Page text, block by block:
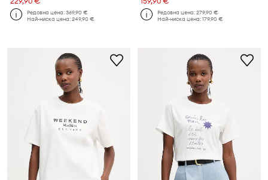
Редовна цена:369,90 €
Най-ниска цена:249,90 €
Редовна цена:279,90 €
Най-ниска цена:179,90 €